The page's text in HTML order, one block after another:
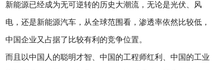
新能源已经成为无可逆转的历史大潮流，无论是光伏、风
电，还是新能源汽车，从全球范围看，渗透率依然比较低，
中国企业又占据了比较有利的竞争位置。
而且以中国人的聪明才智、中国的工程师红利、中国的工业